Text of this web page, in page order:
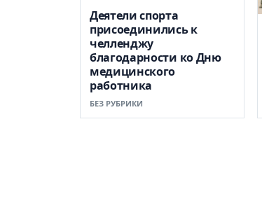
Деятели спорта
присоединились к
челленджу
благодарности ко Дню
медицинского
работника
БЕЗ РУБРИКИ